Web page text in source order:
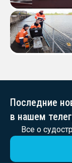
Последние
в нашем
Все о